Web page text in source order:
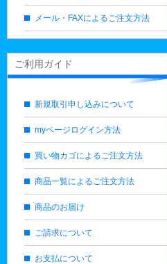
メール・FAXによるご注文方法
ご利用ガイド
新規取引申し込みについて
myページログイン方法
買い物カゴによるご注文方法
商品一覧によるご注文方法
商品のお届け
ご請求について
お支払について